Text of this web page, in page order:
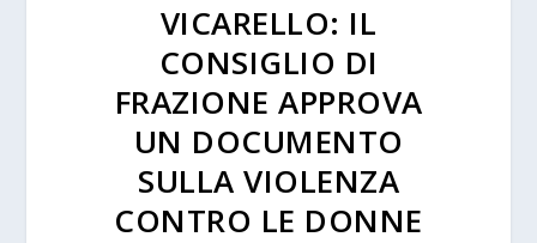
VICARELLO: IL
CONSIGLIO DI
FRAZIONE APPROVA
UN DOCUMENTO
SULLA VIOLENZA
CONTRO LE DONNE